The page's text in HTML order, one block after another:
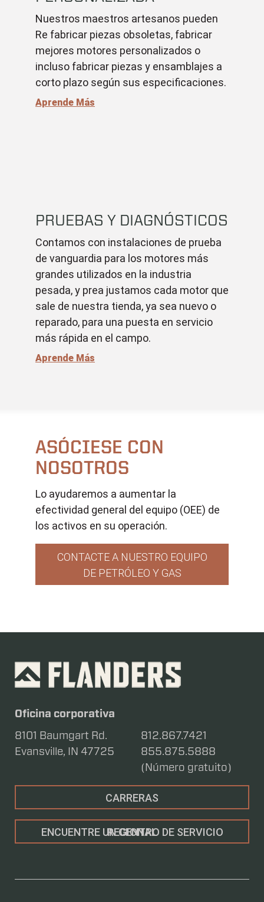
Nuestros maestros artesanos pueden
Re fabricar piezas obsoletas, fabricar
mejores motores personalizados o
incluso fabricar piezas y ensamblajes a
corto plazo según sus especificaciones.
Aprende Más
PRUEBAS Y DIAGNÓSTICOS
Contamos con instalaciones de prueba
de vanguardia para los motores más
grandes utilizados en la industria
pesada, y prea justamos cada motor que
sale de nuestra tienda, ya sea nuevo o
reparado, para una puesta en servicio
más rápida en el campo.
Aprende Más
ASÓCIESE CON
NOSOTROS
Lo ayudaremos a aumentar la
efectividad general del equipo (OEE) de
los activos en su operación.
CONTACTE A NUESTRO EQUIPO
DE PETRÓLEO Y GAS
Oficina corporativa
8101 Baumgart Rd.
Evansville, IN 47725
812.867.7421
855.875.5888
(Número gratuito)
CARRERAS
ENCUENTRE UN CENTRO DE SERVICIO REGIONAL